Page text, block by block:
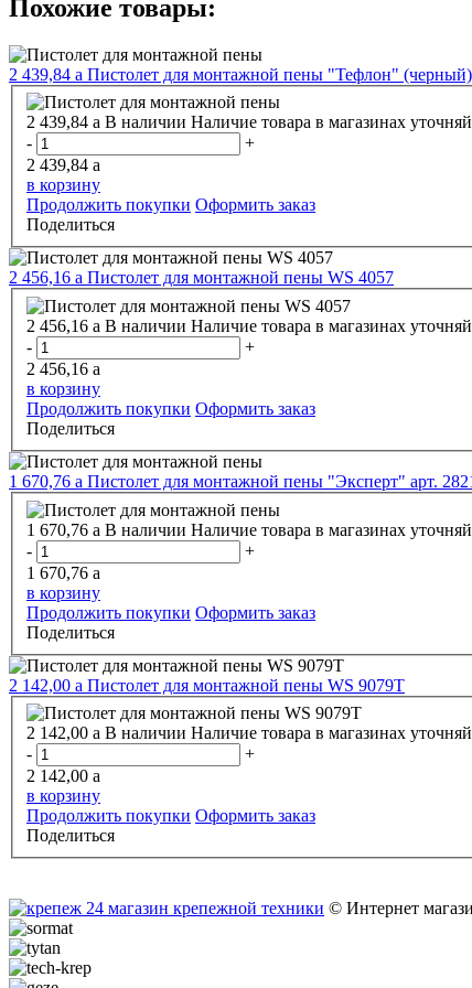
Похожие товары:
2 439,84 a Пистолет для монтажной пены "Тефлон" (черный)
2 439,84 a В наличии Наличие товара в магазинах
-
+
2 439,84 a
в корзину
Продолжить покупки Оформить заказ
Поделиться
2 456,16 a Пистолет для монтажной пены WS 4057
2 456,16 a В наличии Наличие товара в магазинах
-
+
2 456,16 a
в корзину
Продолжить покупки Оформить заказ
Поделиться
1 670,76 a Пистолет для монтажной пены "Эксперт" арт.
1 670,76 a В наличии Наличие товара в магазинах
-
+
1 670,76 a
в корзину
Продолжить покупки Оформить заказ
Поделиться
2 142,00 a Пистолет для монтажной пены WS 9079Т
2 142,00 a В наличии Наличие товара в магазинах
-
+
2 142,00 a
в корзину
Продолжить покупки Оформить заказ
Поделиться
© Интернет